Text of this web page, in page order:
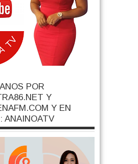
POR
Y
Y EN
ANAINOATV